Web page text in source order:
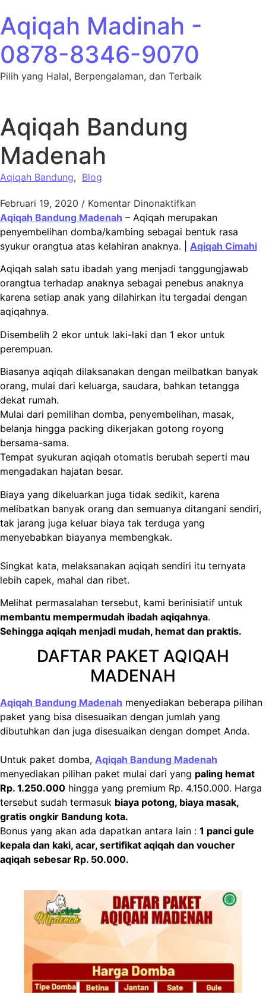
Aqiqah Madinah -
0878-8346-9070
Pilih yang Halal, Berpengalaman, dan Terbaik
Aqiqah Bandung
Madenah
Aqiqah Bandung, Blog
Februari 19, 2020 / Komentar Dinonaktifkanpada Aqiqah
Aqiqah Bandung Madenah – Aqiqah merupakan
penyembelihan domba/kambing sebagai bentuk rasa
syukur orangtua atas kelahiran anaknya. | Aqiqah Cimahi
Aqiqah salah satu ibadah yang menjadi tanggungjawab
orangtua terhadap anaknya sebagai penebus anaknya
karena setiap anak yang dilahirkan itu tergadai dengan
aqiqahnya.
Disembelih 2 ekor untuk laki-laki dan 1 ekor untuk
perempuan.
Biasanya aqiqah dilaksanakan dengan meilbatkan banyak
orang, mulai dari keluarga, saudara, bahkan tetangga
dekat rumah.
Mulai dari pemilihan domba, penyembelihan, masak,
belanja hingga packing dikerjakan gotong royong
bersama-sama.
Tempat syukuran aqiqah otomatis berubah seperti mau
mengadakan hajatan besar.
Biaya yang dikeluarkan juga tidak sedikit, karena
melibatkan banyak orang dan semuanya ditangani sendiri,
tak jarang juga keluar biaya tak terduga yang
menyebabkan biayanya membengkak.
Singkat kata, melaksanakan aqiqah sendiri itu ternyata
lebih capek, mahal dan ribet.
Melihat permasalahan tersebut, kami berinisiatif untuk
membantu mempermudah ibadah aqiqahnya.
Sehingga aqiqah menjadi mudah, hemat dan praktis.
DAFTAR PAKET AQIQAH
MADENAH
Aqiqah Bandung Madenah menyediakan beberapa pilihan
paket yang bisa disesuaikan dengan jumlah yang
dibutuhkan dan juga disesuaikan dengan dompet Anda.
Untuk paket domba, Aqiqah Bandung Madenah
menyediakan pilihan paket mulai dari yang paling hemat
Rp. 1.250.000 hingga yang premium Rp. 4.150.000. Harga
tersebut sudah termasuk biaya potong, biaya masak,
gratis ongkir Bandung kota.
Bonus yang akan ada dapatkan antara lain : 1 panci gule
kepala dan kaki, acar, sertifikat aqiqah dan voucher
aqiqah sebesar Rp. 50.000.